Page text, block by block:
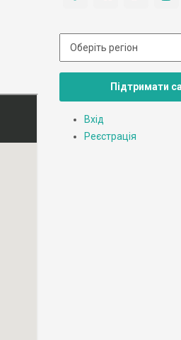
Підтримати
Вхід
Реєстрація